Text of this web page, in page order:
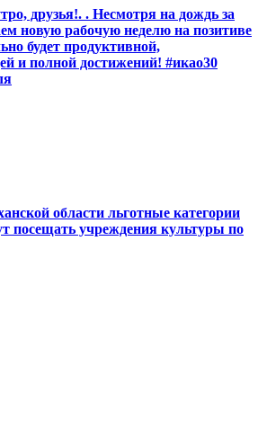
друзья!. . Несмотря на дождь за
новую рабочую неделю на позитиве
будет продуктивной,
и полной достижений! #икао30
области льготные категории
посещать учреждения культуры по